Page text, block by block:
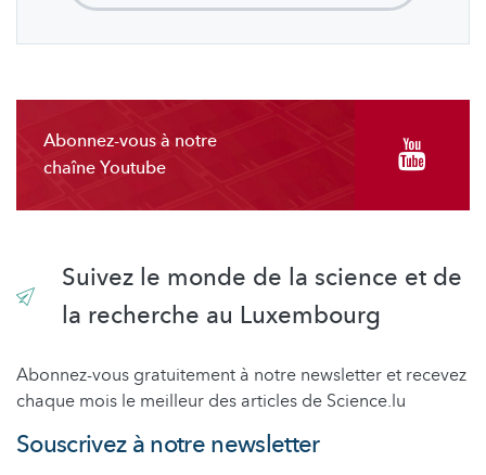
Abonnez-vous à notre
chaîne Youtube
Suivez le monde de la science et de
la recherche au Luxembourg
Abonnez-vous gratuitement à notre newsletter et recevez
chaque mois le meilleur des articles de Science.lu
Souscrivez à notre newsletter